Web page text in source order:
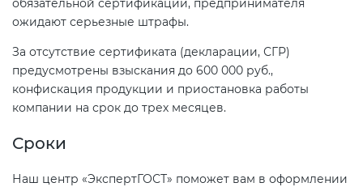
обязательной сертификации, предпринимателя
ожидают серьезные штрафы.
За отсутствие сертификата (декларации, СГР)
предусмотрены взыскания до 600 000 руб.,
конфискация продукции и приостановка работы
компании на срок до трех месяцев.
Сроки
Наш центр «ЭкспертГОСТ» поможет вам в оформлении